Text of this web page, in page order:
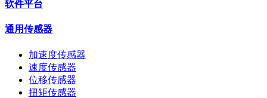
软件平台
通用传感器
加速度传感器
速度传感器
位移传感器
扭矩传感器